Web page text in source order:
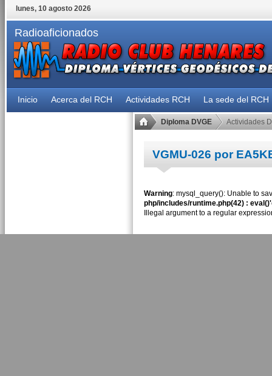
lunes, 10 agosto 2026
Radioaficionados
Inicio Acerca del RCH Actividades RCH La sede del RCH
Diploma DVGE Actividades
VGMU-026 por
Warning: mysql_query(): Unable to
php/includes/runtime.php(42) :
Illegal argument to a regular